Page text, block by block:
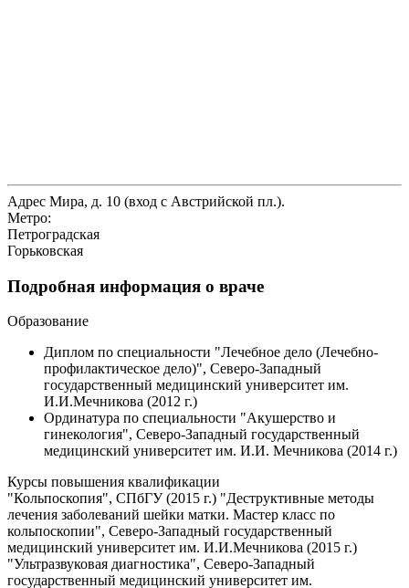
Адрес Мира, д. 10 (вход с Австрийской пл.).
Метро:
Петроградская
Горьковская
Подробная информация о враче
Образование
Диплом по специальности "Лечебное дело (Лечебно-
профилактическое дело)", Северо-Западный
государственный медицинский университет им.
И.И.Мечникова (2012 г.)
Ординатура по специальности "Акушерство и
гинекология", Северо-Западный государственный
медицинский университет им. И.И. Мечникова (2014 г.)
Курсы повышения квалификации
"Кольпоскопия", СПбГУ (2015 г.) "Деструктивные методы
лечения заболеваний шейки матки. Мастер класс по
кольпоскопии", Северо-Западный государственный
медицинский университет им. И.И.Мечникова (2015 г.)
"Ультразвуковая диагностика", Северо-Западный
государственный медицинский университет им.